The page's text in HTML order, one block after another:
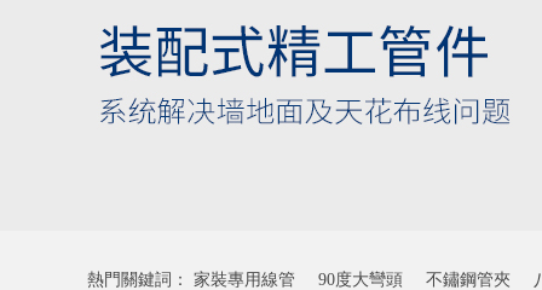
熱門關鍵詞： 家裝專用線管 90度大彎頭 不鏽鋼管夾